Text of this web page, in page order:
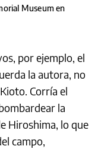
Museum en
por ejemplo, el
la autora, no
Corría el
la
Hiroshima, lo que
campo,